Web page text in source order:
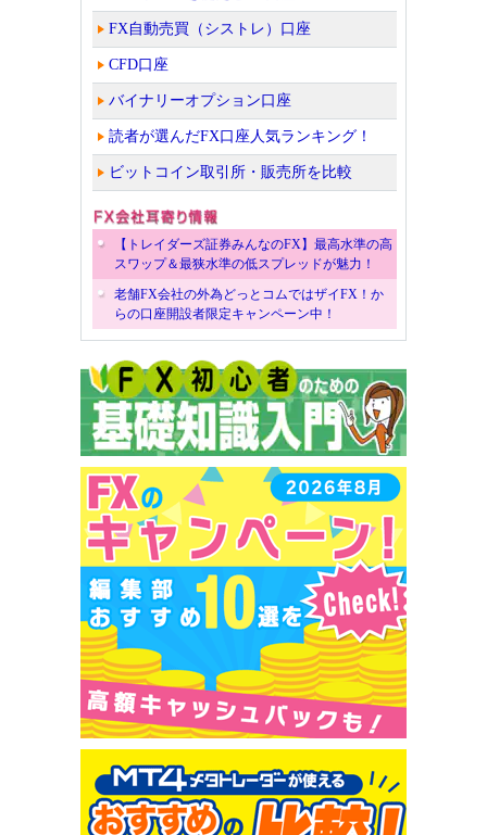
FX自動売買（シストレ）口座
CFD口座
バイナリーオプション口座
読者が選んだFX口座人気ランキング！
ビットコイン取引所・販売所を比較
【トレイダーズ証券みんなのFX】最高水準の高
スワップ＆最狭水準の低スプレッドが魅力！
老舗FX会社の外為どっとコムではザイFX！か
らの口座開設者限定キャンペーン中！